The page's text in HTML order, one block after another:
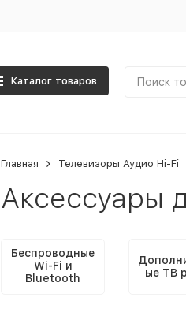
Каталог товаров
Главная Телевизоры Аудио Hi-Fi
Аксессуары
Беспроводные
Wi-Fi и
Bluetooth
ые ТВ